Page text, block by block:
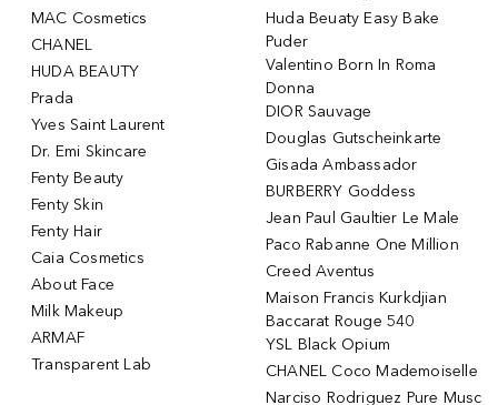
MAC Cosmetics
CHANEL
HUDA BEAUTY
Prada
Yves Saint Laurent
Dr. Emi Skincare
Fenty Beauty
Fenty Skin
Fenty Hair
Caia Cosmetics
About Face
Milk Makeup
ARMAF
Transparent Lab
Huda Beuaty Easy Bake
Puder
Valentino Born In Roma
Donna
DIOR Sauvage
Douglas Gutscheinkarte
Gisada Ambassador
BURBERRY Goddess
Jean Paul Gaultier Le Male
Paco Rabanne One Million
Creed Aventus
Maison Francis Kurkdjian
Baccarat Rouge 540
YSL Black Opium
CHANEL Coco Mademoiselle
Narciso Rodriguez Pure Musc